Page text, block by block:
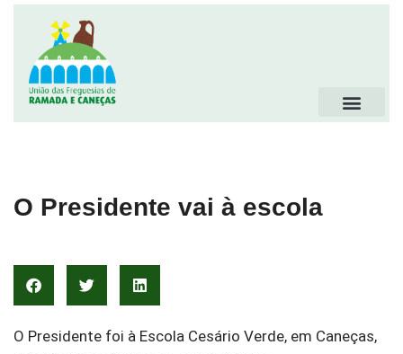
O Presidente vai à escola
O Presidente foi à Escola Cesário Verde, em Caneças,